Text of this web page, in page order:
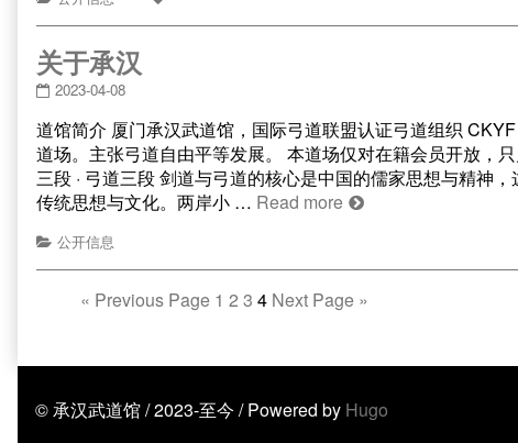
关于承汉
2023-04-08
道馆简介 厦门承汉武道馆，国际弓道联盟认证弓道组织
道场。主张弓道自由平等发展。 本道场仅对在籍会员开放，
三段 · 弓道三段 剑道与弓道的核心是中国的儒家思想与精神
传统思想与文化。两岸小 … Read more
公开信息
« Previous Page 1 2 3 4 Next Page »
© 承汉武道馆 / 2023-至今 / Powered by Hugo